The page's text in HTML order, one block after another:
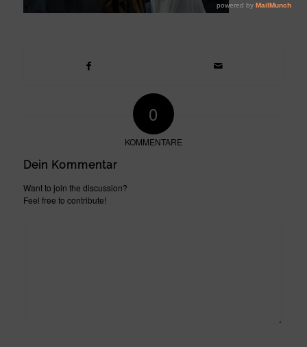
0
KOMMENTARE
Dein Kommentar
Want to join the discussion?
Feel free to contribute!